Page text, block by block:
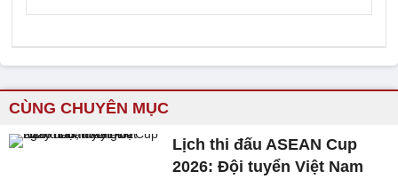
CÙNG CHUYÊN MỤC
Lịch thi đấu ASEAN Cup
2026: Đội tuyển Việt Nam